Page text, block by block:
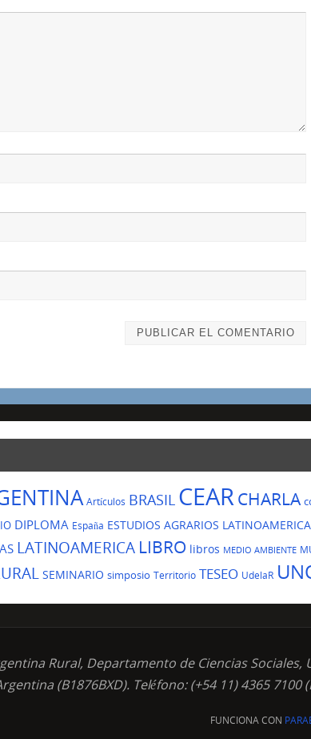
Artículos BRASIL CEARCHARLA
DIPLOMA España ESTUDIOS AGRARIOS
LATINOAMERICA LIBRO libros MEDIO AMBIENTE
SEMINARIO simposio Territorio TESEO UdelaR
Rural, Departamento de Ciencias
(B1876BXD). Teléfono: (+54 11) 4365
FUNCIONA CON